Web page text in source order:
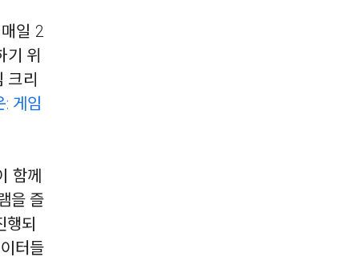
일 2
위
크리
게임
함께
을 즐
되
터들